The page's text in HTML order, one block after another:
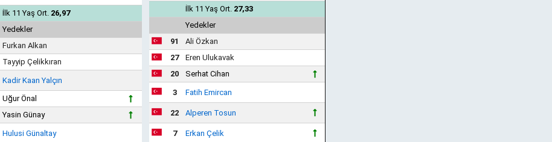
İlk 11 Yaş Ort. 26,97
Yedekler
Furkan Alkan
Tayyip Çelikkıran
Kadir Kaan Yalçın
Uğur Önal
Yasin Günay
Hulusi Günaltay
İlk 11 Yaş Ort. 27,33
Yedekler
91
Ali Özkan
27
Eren Ulukavak
20
Serhat Cihan
3 Fatih Emircan
22 Alperen Tosun
7
Erkan Çelik